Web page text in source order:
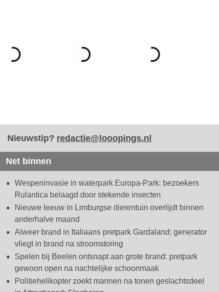
Nieuwstip? redactie@looopings.nl
Net binnen
Wespeninvasie in waterpark Europa-Park: bezoekers
Rulantica belaagd door stekende insecten
Nieuwe leeuw in Limburgse dierentuin overlijdt binnen
anderhalve maand
Alweer brand in Italiaans pretpark Gardaland: generator
vliegt in brand na stroomstoring
Spelen bij Beelen ontsnapt aan grote brand: pretpark
gewoon open na nachtelijke schoonmaak
Politiehelikopter zoekt mannen na tonen geslachtsdeel